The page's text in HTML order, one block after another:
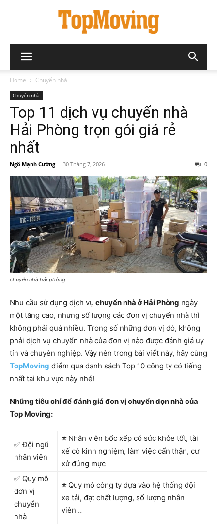
Home Chuyển nhà
Chuyển nhà
Top 11 dịch vụ chuyển nhà
Hải Phòng trọn gói giá rẻ
nhất
Ngô Mạnh Cường - 30 Tháng 7, 2026 0
chuyển nhà hải phòng
Nhu cầu sử dụng dịch vụ chuyển nhà ở Hải Phòng ngày
một tăng cao, nhưng số lượng các đơn vị chuyển nhà thì
không phải quá nhiều. Trong số những đơn vị đó, không
phải dịch vụ chuyển nhà của đơn vị nào được đánh giá uy
tín và chuyên nghiệp. Vậy nên trong bài viết này, hãy cùng
TopMoving điểm qua danh sách Top 10 công ty có tiếng
nhất tại khu vực này nhé!
Những tiêu chí để đánh giá đơn vị chuyển dọn nhà của
Top Moving:
✅ Đội ngũ
nhân viên
⭐ Nhân viên bốc xếp có sức khỏe tốt, tài
xế có kinh nghiệm, làm việc cẩn thận, cư
xử đúng mực
✅ Quy mô
đơn vị
chuyển
nhà
⭐ Quy mô công ty dựa vào hệ thống đội
xe tải, đạt chất lượng, số lượng nhân
viên…